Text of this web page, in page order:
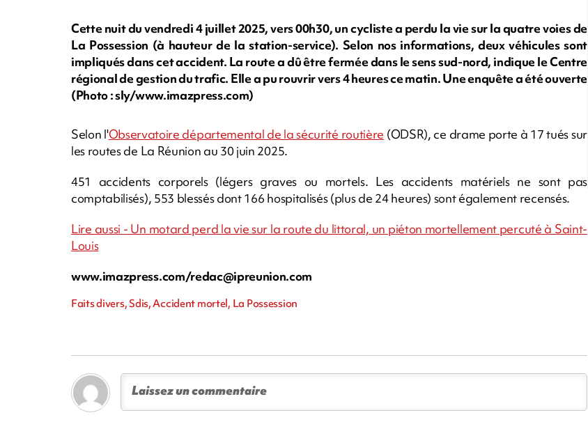
Cette nuit du vendredi 4 juillet 2025, vers 00h30, un cycliste a perdu la vie sur la quatre voies de
La Possession (à hauteur de la station-service). Selon nos informations, deux véhicules sont
impliqués dans cet accident. La route a dû être fermée dans le sens sud-nord, indique le Centre
régional de gestion du trafic. Elle a pu rouvrir vers 4 heures ce matin. Une enquête a été ouverte
(Photo : sly/www.imazpress.com)
Selon l'Observatoire départemental de la sécurité routière (ODSR), ce drame porte à 17 tués sur
les routes de La Réunion au 30 juin 2025.
451 accidents corporels (légers graves ou mortels. Les accidents matériels ne sont pas
comptabilisés), 553 blessés dont 166 hospitalisés (plus de 24 heures) sont également recensés.
Lire aussi - Un motard perd la vie sur la route du littoral, un piéton mortellement percuté à Saint-
Louis
www.imazpress.com/redac@ipreunion.com
Faits divers, Sdis, Accident mortel, La Possession